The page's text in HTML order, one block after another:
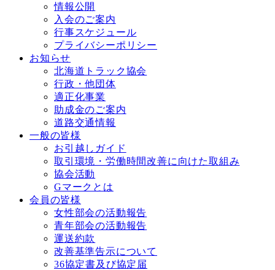
情報公開
入会のご案内
行事スケジュール
プライバシーポリシー
お知らせ
北海道トラック協会
行政・他団体
適正化事業
助成金のご案内
道路交通情報
一般の皆様
お引越しガイド
取引環境・労働時間改善に向けた取組み
協会活動
Gマークとは
会員の皆様
女性部会の活動報告
青年部会の活動報告
運送約款
改善基準告⽰について
36協定書及び協定届